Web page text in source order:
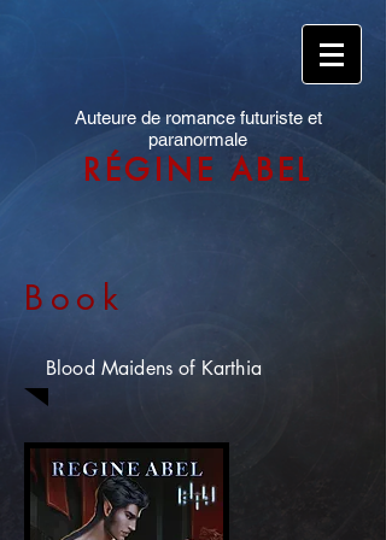
Auteure de romance futuriste et
paranormale
RÉGINE ABEL
Book
Blood Maidens of Karthia